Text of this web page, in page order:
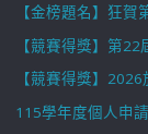
【金榜題名】狂
【競賽得獎】第
【競賽得獎】
115學年度個人申